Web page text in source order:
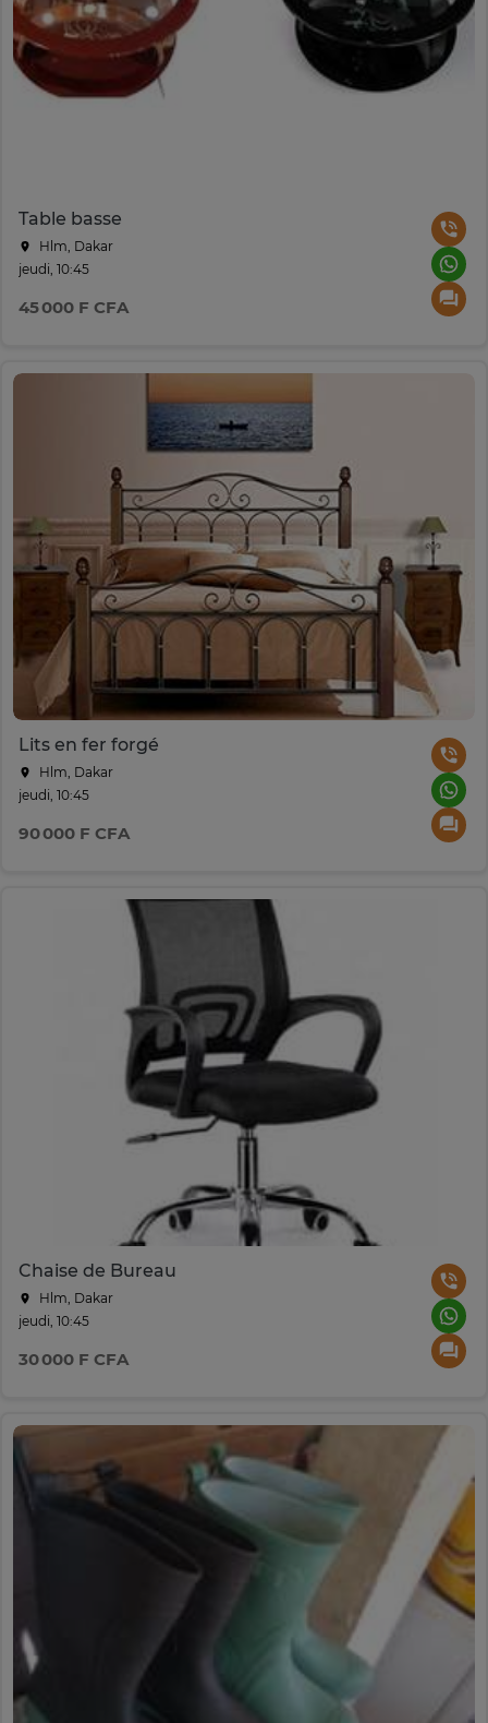
Table basse
Hlm, Dakar
jeudi, 10:45
45 000 F CFA
Lits en fer forgé
Hlm, Dakar
jeudi, 10:45
90 000 F CFA
Chaise de Bureau
Hlm, Dakar
jeudi, 10:45
30 000 F CFA